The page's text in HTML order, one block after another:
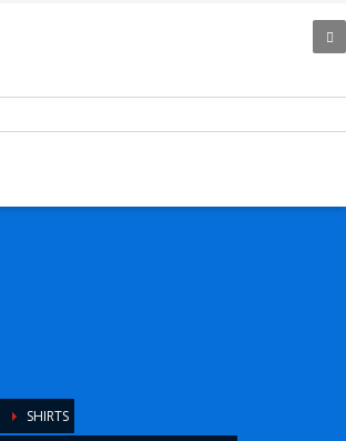
SHIRTS